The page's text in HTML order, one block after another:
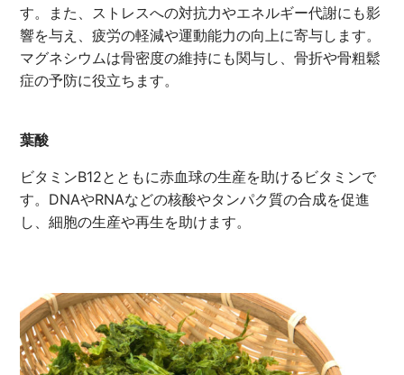
す。また、ストレスへの対抗力やエネルギー代謝にも影
響を与え、疲労の軽減や運動能力の向上に寄与します。
マグネシウムは骨密度の維持にも関与し、骨折や骨粗鬆
症の予防に役立ちます。
葉酸
ビタミンB12とともに赤血球の生産を助けるビタミンで
す。DNAやRNAなどの核酸やタンパク質の合成を促進
し、細胞の生産や再生を助けます。